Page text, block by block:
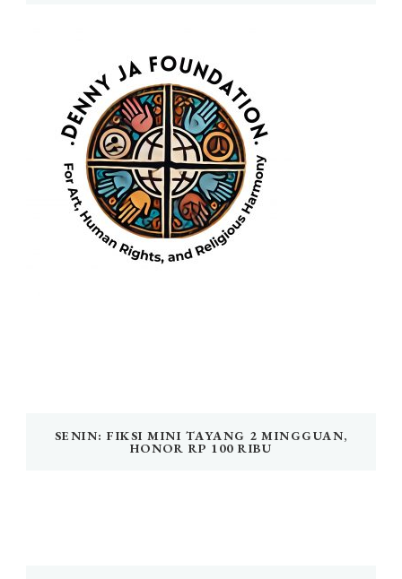
SENIN: FIKSI MINI TAYANG 2 MINGGUAN,
HONOR RP 100 RIBU